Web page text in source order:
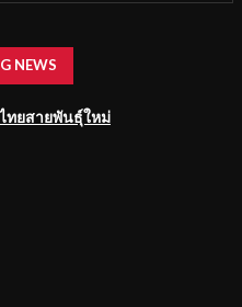
NEWS
ทยสายพันธุ์ใหม่